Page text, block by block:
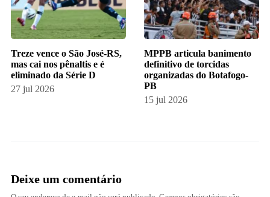
Treze vence o São José-RS,
mas cai nos pênaltis e é
eliminado da Série D
27 jul 2026
MPPB articula banimento
definitivo de torcidas
organizadas do Botafogo-
PB
15 jul 2026
Deixe um comentário